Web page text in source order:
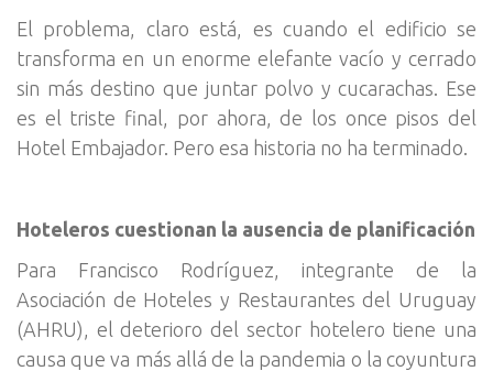
El problema, claro está, es cuando el edificio se
transforma en un enorme elefante vacío y cerrado
sin más destino que juntar polvo y cucarachas. Ese
es el triste final, por ahora, de los once pisos del
Hotel Embajador. Pero esa historia no ha terminado.
Hoteleros cuestionan la ausencia de planificación
Para Francisco Rodríguez, integrante de la
Asociación de Hoteles y Restaurantes del Uruguay
(AHRU), el deterioro del sector hotelero tiene una
causa que va más allá de la pandemia o la coyuntura